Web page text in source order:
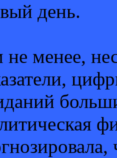
день.
не менее,